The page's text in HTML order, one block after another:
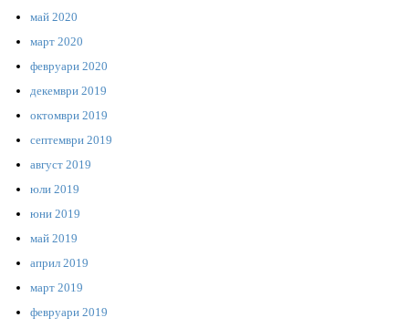
май 2020
март 2020
февруари 2020
декември 2019
октомври 2019
септември 2019
август 2019
юли 2019
юни 2019
май 2019
април 2019
март 2019
февруари 2019